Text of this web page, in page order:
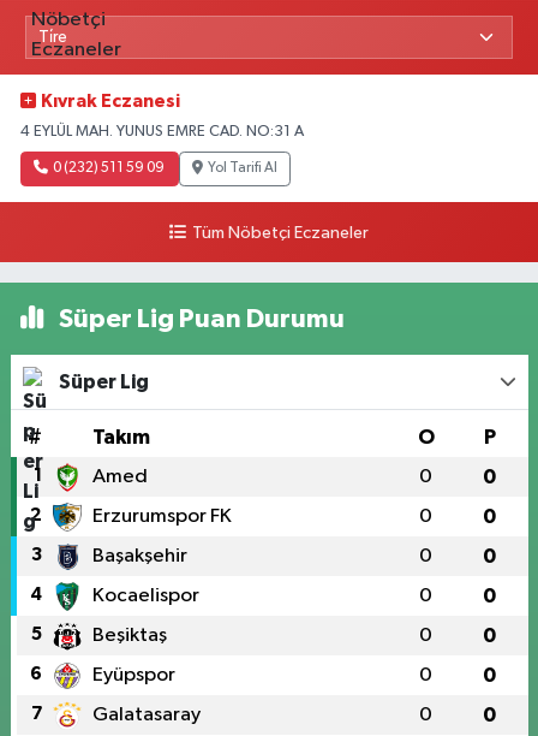
Kıvrak Eczanesi
4 EYLÜL MAH. YUNUS EMRE CAD. NO:31 A
0 (232) 511 59 09 Yol Tarifi Al
Tüm Nöbetçi Eczaneler
Süper Lig Puan Durumu
Süper Lig
# Takım O P
1 Amed 0 0
2 Erzurumspor FK 0 0
3 Başakşehir 0 0
4 Kocaelispor 0 0
5 Beşiktaş 0 0
6 Eyüpspor 0 0
7 Galatasaray 0 0